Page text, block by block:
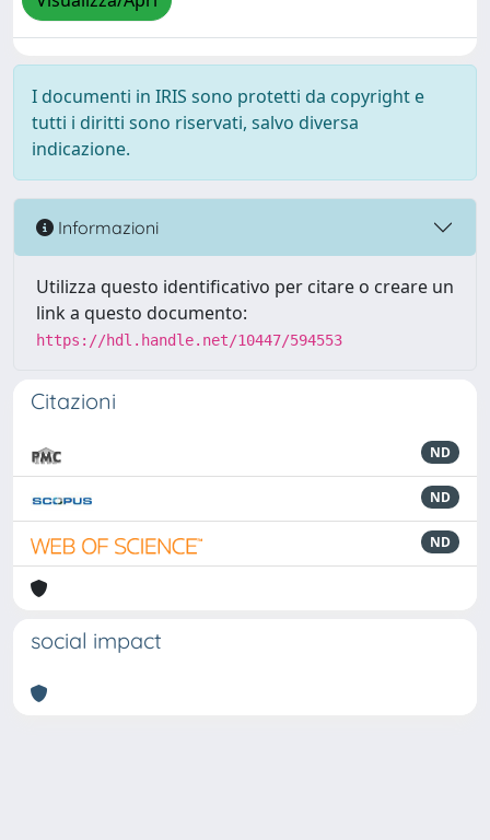
I documenti in IRIS sono protetti da copyright e
tutti i diritti sono riservati, salvo diversa
indicazione.
Informazioni
Utilizza questo identificativo per citare o creare un
link a questo documento:
https://hdl.handle.net/10447/594553
Citazioni
ND
ND
ND
social impact